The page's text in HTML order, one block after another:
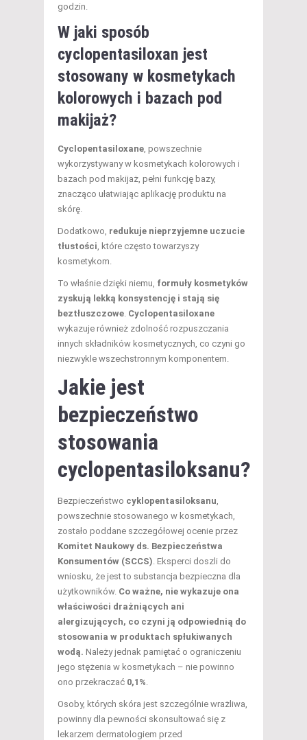
godzin.
W jaki sposób
cyclopentasiloxan jest
stosowany w kosmetykach
kolorowych i bazach pod
makijaż?
Cyclopentasiloxane, powszechnie
wykorzystywany w kosmetykach kolorowych i
bazach pod makijaż, pełni funkcję bazy,
znacząco ułatwiając aplikację produktu na
skórę.
Dodatkowo, redukuje nieprzyjemne uczucie
tłustości, które często towarzyszy
kosmetykom.
To właśnie dzięki niemu, formuły kosmetyków
zyskują lekką konsystencję i stają się
beztłuszczowe. Cyclopentasiloxane
wykazuje również zdolność rozpuszczania
innych składników kosmetycznych, co czyni go
niezwykle wszechstronnym komponentem.
Jakie jest
bezpieczeństwo
stosowania
cyclopentasiloksanu?
Bezpieczeństwo cyklopentasiloksanu,
powszechnie stosowanego w kosmetykach,
zostało poddane szczegółowej ocenie przez
Komitet Naukowy ds. Bezpieczeństwa
Konsumentów (SCCS). Eksperci doszli do
wniosku, że jest to substancja bezpieczna dla
użytkowników. Co ważne, nie wykazuje ona
właściwości drażniących ani
alergizujących, co czyni ją odpowiednią do
stosowania w produktach spłukiwanych
wodą. Należy jednak pamiętać o ograniczeniu
jego stężenia w kosmetykach – nie powinno
ono przekraczać 0,1%.
Osoby, których skóra jest szczególnie wrażliwa,
powinny dla pewności skonsultować się z
lekarzem dermatologiem przed